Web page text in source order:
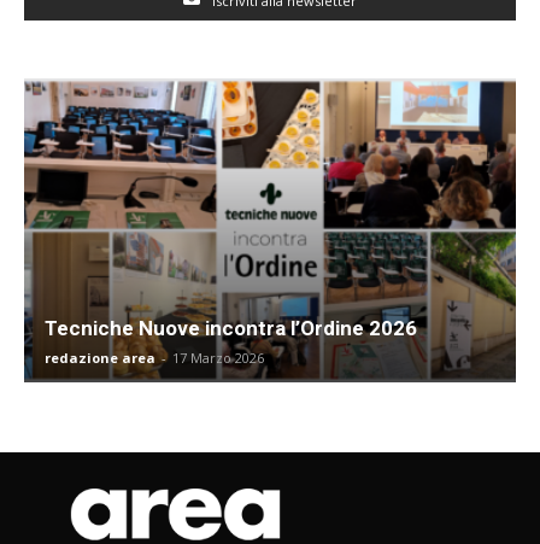
Tecniche Nuove incontra l’Ordine 2026
redazione area - 17 Marzo 2026